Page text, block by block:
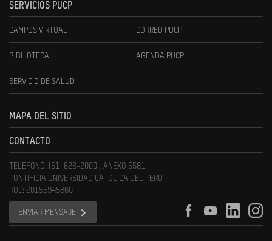
SERVICIOS PUCP
CAMPUS VIRTUAL CORREO PUCP
BIBLIOTECA AGENDA PUCP
SERVICIO DE SALUD
MAPA DEL SITIO
CONTACTO
TELÉFONO: (51) 626-2000 , ANEXO 5581
PONTIFICIA UNIVERSIDAD CATOLICA DEL PERU
RUC: 20155945860
ENVIAR MENSAJE